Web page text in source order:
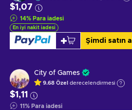
$1,07
14% Para iadesi
En iyi nakit iadesi
Şimdi satın al
City of Games
9.68 Özel derecelendirmesi
$1,11
11% Para iadesi